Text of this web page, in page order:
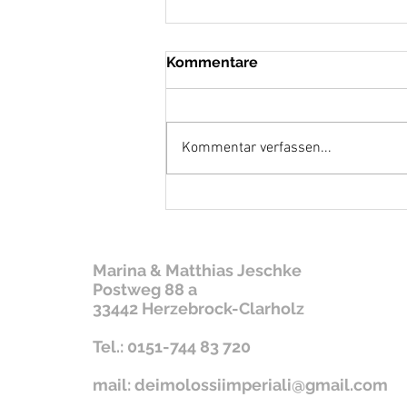
Es ist Zeit...
Kommentare
Kommentar verfassen...
Marina & Matthias Jeschke
Postweg 88 a
33442 Herzebrock-Clarholz
Tel.: 0151-744 83 720
mail: deimolossiimperiali@gmail.com